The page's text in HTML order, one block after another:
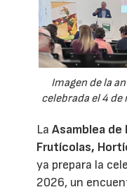
Imagen de la
celebrada el 4
LaAsamblea de
Frutícolas,
ya prepara la
2026, un